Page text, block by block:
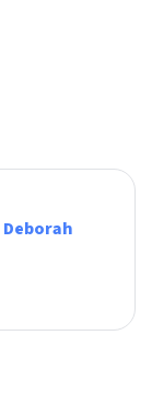
Deborah